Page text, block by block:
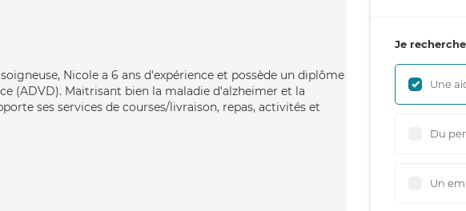
Nicole a 6 ans d'expérience et possède un diplôme
(ADVD). Maitrisant bien la maladie d'alzheimer et la
ses services de courses/livraison, repas, activités et
Je recherche
Une
Du
Un